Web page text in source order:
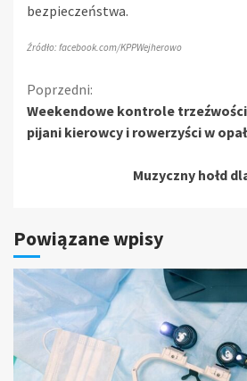
bezpieczeństwa.
Źródło: facebook.com/KPPWejherowo
Kontynuuj
czytanie
Poprzedni:
Weekendowe kontrole
pijani kierowcy i rowerzyści w
Muzyczny hołd
Powiązane wpisy